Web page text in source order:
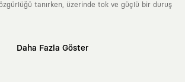
tanırken, üzerinde tok ve güçlü bir duruş
Daha Fazla Göster